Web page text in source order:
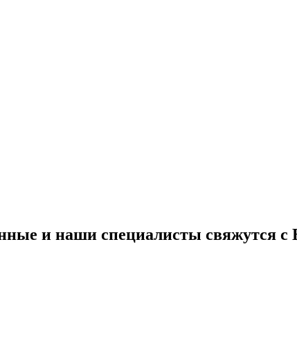
и наши специалисты свяжутся с